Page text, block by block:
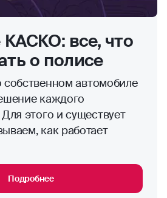
КАСКО: все, что
о полисе
собственном автомобиле
каждого
этого и существует
как работает
Подробнее